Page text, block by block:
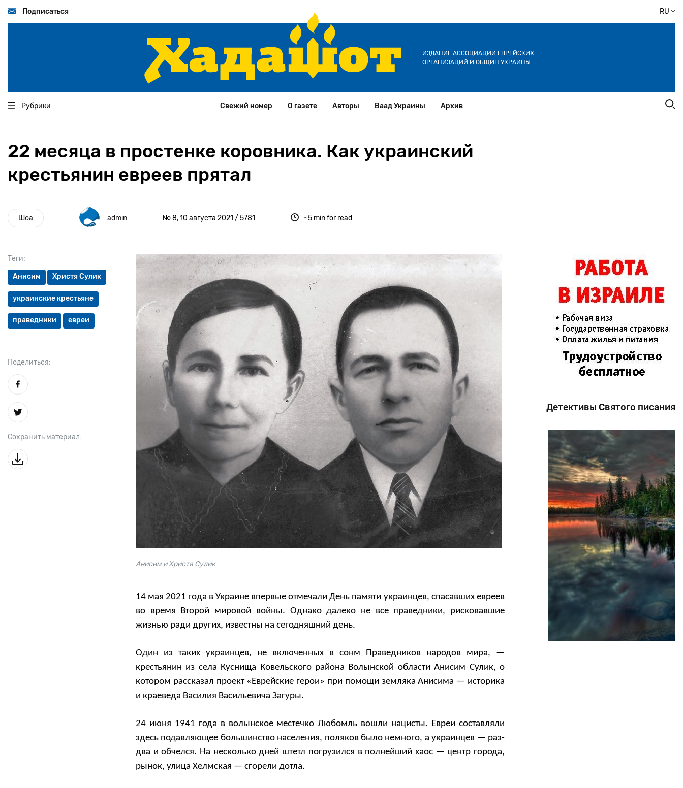
основномуПодписаться RU
ИЗДАНИЕ АССОЦИАЦИИ ЕВРЕЙСКИХ
ОРГАНИЗАЦИЙ И ОБЩИН УКРАИНЫ
Рубрики Свежий номер О газете Авторы Ваад Украины Архив
22 месяца в простенке коровника. Как украинский
крестьянин евреев прятал
Шоа admin № 8, 10 августа 2021 / 5781 ~5 min for read
Теги:
Анисим Христя Сулик
украинские крестьяне
праведники евреи
Поделиться:
Сохранить материал:
Анисим и Христя Сулик
14 мая 2021 года в Украине впервые отмечали День памяти украинцев, спасавших евреев
во время Второй мировой войны. Однако далеко не все праведники, рисковавшие
жизнью ради других, известны на сегодняшний день.
Один из таких украинцев, не включенных в сонм Праведников народов мира, —
крестьянин из села Куснища Ковельского района Волынской области Анисим Сулик, о
котором рассказал проект «Еврейские герои» при помощи земляка Анисима — историка
и краеведа Василия Васильевича Загуры.
24 июня 1941 года в волынское местечко Любомль вошли нацисты. Евреи составляли
здесь подавляющее большинство населения, поляков было немного, а украинцев — раз-
два и обчелся. На несколько дней штетл погрузился в полнейший хаос — центр города,
рынок, улица Хелмская — сгорели дотла.
Детективы Святого писания